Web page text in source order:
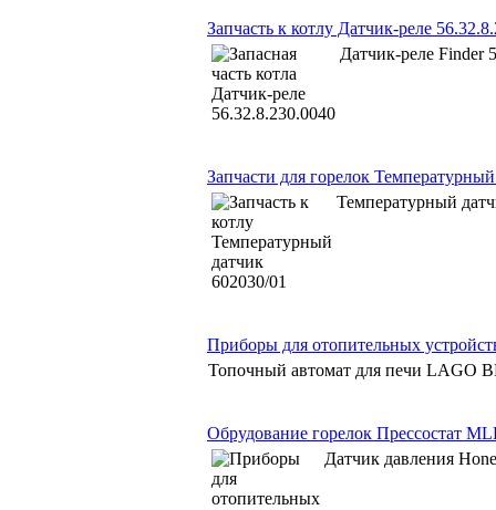
Запчасть к котлу Датчик-реле
Датчик-реле Finder
Запчасти для горелок
Температурный
Приборы для отопительных
Топочный автомат для печи LAGO
Обрудование горелок Прессостат
Датчик давления